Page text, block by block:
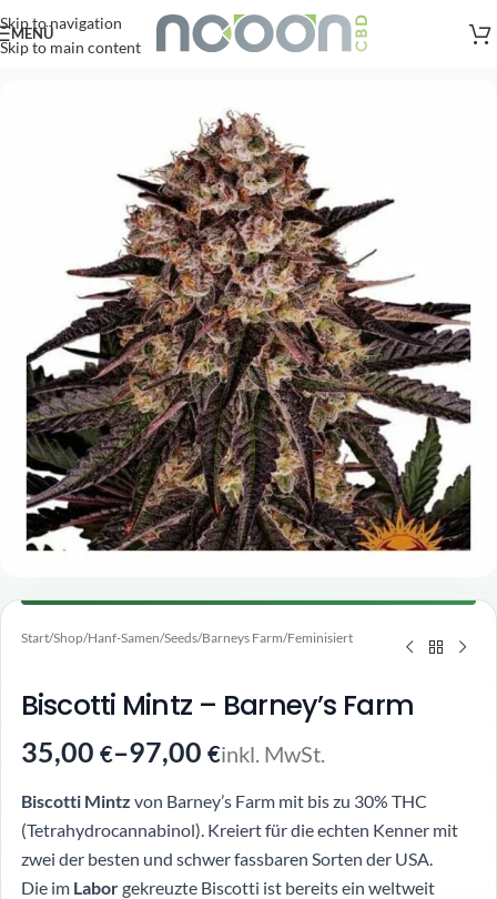
Skip to navigation
Skip to main content
Versandkostenfreie Lieferung nach AT, DE ab
MENÜ
Start/Shop/Hanf-Samen/Seeds/Barneys Farm/Feminisiert
Biscotti Mintz – Barney’s Farm
35,00 €–97,00 €inkl. MwSt.
Biscotti Mintz von Barney’s Farm mit bis zu 30% THC
(Tetrahydrocannabinol). Kreiert für die echten Kenner mit
zwei der besten und schwer fassbaren Sorten der USA.
Die im Laborgekreuzte Biscotti ist bereits ein weltweit